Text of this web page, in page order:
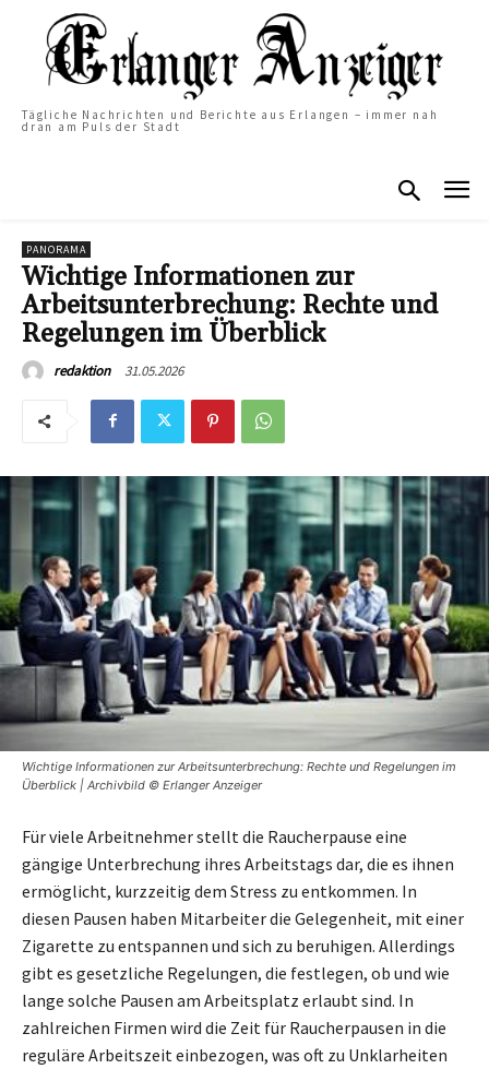
Tägliche Nachrichten und Berichte aus Erlangen – immer nah
dran am Puls der Stadt
PANORAMA
Wichtige Informationen zur
Arbeitsunterbrechung: Rechte und
Regelungen im Überblick
redaktion 31.05.2026
Wichtige Informationen zur Arbeitsunterbrechung: Rechte und Regelungen im
Überblick | Archivbild © Erlanger Anzeiger
Für viele Arbeitnehmer stellt die Raucherpause eine
gängige Unterbrechung ihres Arbeitstags dar, die es ihnen
ermöglicht, kurzzeitig dem Stress zu entkommen. In
diesen Pausen haben Mitarbeiter die Gelegenheit, mit einer
Zigarette zu entspannen und sich zu beruhigen. Allerdings
gibt es gesetzliche Regelungen, die festlegen, ob und wie
lange solche Pausen am Arbeitsplatz erlaubt sind. In
zahlreichen Firmen wird die Zeit für Raucherpausen in die
reguläre Arbeitszeit einbezogen, was oft zu Unklarheiten